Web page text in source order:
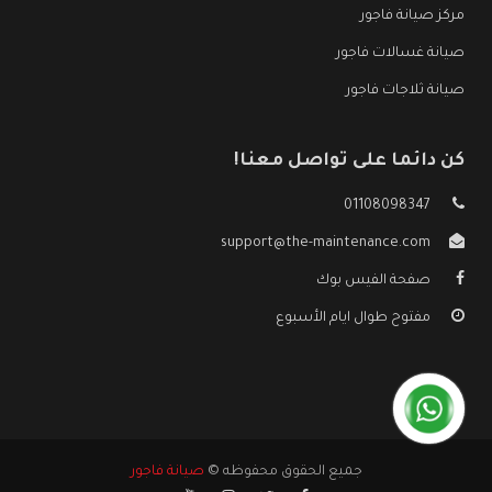
مركز صيانة فاجور
صيانة غسالات فاجور
صيانة ثلاجات فاجور
كن دائما على تواصل معنا!
01108098347
support@the-maintenance.com
صفحة الفيس بوك
مفتوح طوال ايام الأسبوع
جميع الحقوق محفوظه © صيانة فاجور